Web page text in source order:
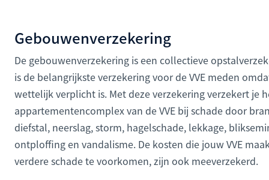
Gebouwenverzekering
De gebouwenverzekering is een collectieve
is de belangrijkste verzekering voor de VVE meden
wettelijk verplicht is. Met deze verzekering verzekert je
appartementencomplex van de VVE bij schade door
diefstal, neerslag, storm, hagelschade, lekkage,
ontploffing en vandalisme. De kosten die jouw VVE
verdere schade te voorkomen, zijn ook meeverzekerd.